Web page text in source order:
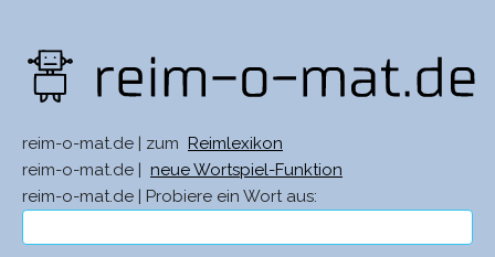
reim-o-mat.de | zum
Reimlexikon
reim-o-mat.de |
neue Wortspiel-Funktion
reim-o-mat.de | Probiere ein Wort aus: